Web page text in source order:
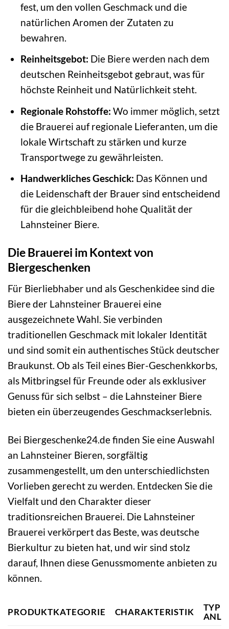
fest, um den vollen Geschmack und die
natürlichen Aromen der Zutaten zu
bewahren.
Reinheitsgebot: Die Biere werden nach dem
deutschen Reinheitsgebot gebraut, was für
höchste Reinheit und Natürlichkeit steht.
Regionale Rohstoffe: Wo immer möglich, setzt
die Brauerei auf regionale Lieferanten, um die
lokale Wirtschaft zu stärken und kurze
Transportwege zu gewährleisten.
Handwerkliches Geschick: Das Können und
die Leidenschaft der Brauer sind entscheidend
für die gleichbleibend hohe Qualität der
Lahnsteiner Biere.
Die Brauerei im Kontext von
Biergeschenken
Für Bierliebhaber und als Geschenkidee sind die
Biere der Lahnsteiner Brauerei eine
ausgezeichnete Wahl. Sie verbinden
traditionellen Geschmack mit lokaler Identität
und sind somit ein authentisches Stück deutscher
Braukunst. Ob als Teil eines Bier-Geschenkkorbs,
als Mitbringsel für Freunde oder als exklusiver
Genuss für sich selbst – die Lahnsteiner Biere
bieten ein überzeugendes Geschmackserlebnis.
Bei Biergeschenke24.de finden Sie eine Auswahl
an Lahnsteiner Bieren, sorgfältig
zusammengestellt, um den unterschiedlichsten
Vorlieben gerecht zu werden. Entdecken Sie die
Vielfalt und den Charakter dieser
traditionsreichen Brauerei. Die Lahnsteiner
Brauerei verkörpert das Beste, was deutsche
Bierkultur zu bieten hat, und wir sind stolz
darauf, Ihnen diese Genussmomente anbieten zu
können.
PRODUKTKATEGORIE CHARAKTERISTIK